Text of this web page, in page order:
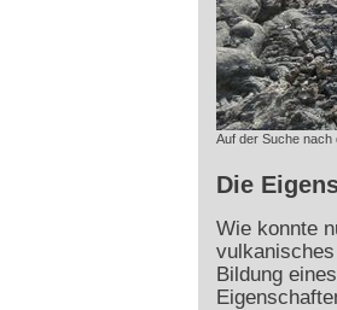
Auf der Suche nach
Die
Wie konnte
Bildung